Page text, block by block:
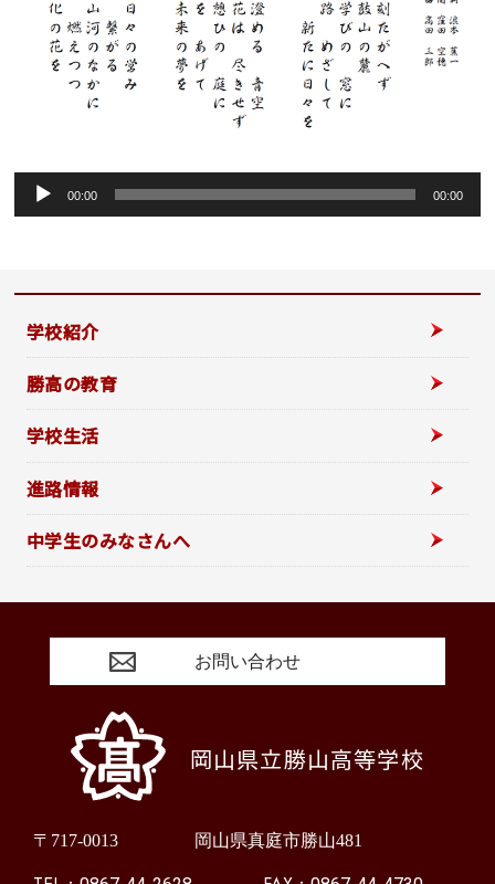
ー
ー
00:00 00:00
学校紹介
勝高の教育
学校生活
進路情報
中学生のみなさんへ
岡山県立勝山高等学校
〒717-0013 岡山県真庭市勝山481
お問い合わせ